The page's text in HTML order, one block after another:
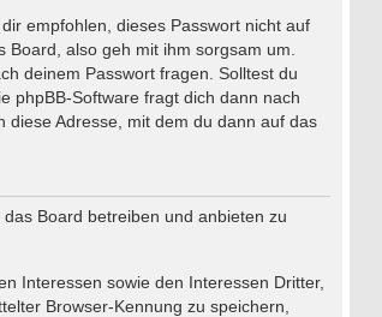
empfohlen, dieses Passwort nicht auf
also geh mit ihm sorgsam um.
deinem Passwort fragen. Solltest du
phpBB-Software fragt dich dann nach
Adresse, mit dem du dann auf das
Board betreiben und anbieten zu
Interessen sowie den Interessen Dritter,
Browser-Kennung zu speichern,